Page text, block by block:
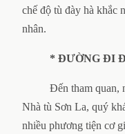
chế độ tù đày hà khắc
nhân.
* ĐƯỜNG ĐI
Đến tham quan,
Nhà tù Sơn La, quý
nhiều phương tiện cơ